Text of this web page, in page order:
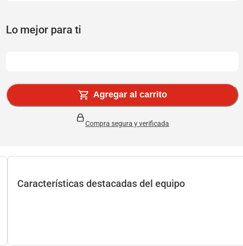
Lo mejor para ti
Agregar al carrito
Compra segura y verificada
Características destacadas del equipo